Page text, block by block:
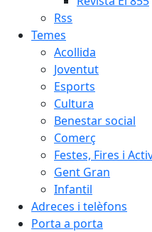
Rss
Temes
Acollida
Joventut
Esports
Cultura
Benestar social
Comerç
Festes, Fires i
Gent Gran
Infantil
Adreces i telèfons
Porta a porta